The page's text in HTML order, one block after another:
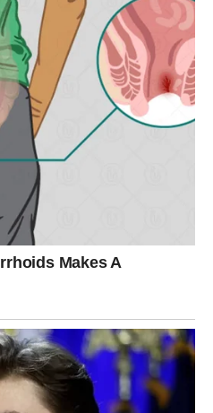
vratila unazad, već da bi
krug . Sve ono što je ostalo
o nekom odnosu iz
ste idealizovali osobu ili
koja vam nikada nije
priliku da oprostite –
postaje lakša. To je
karmičkog perioda.
A ŠTA
oduzima: